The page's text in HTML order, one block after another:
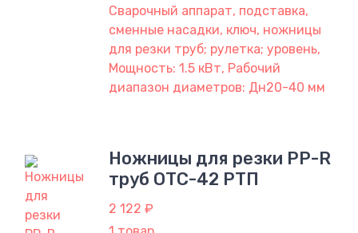
Сварочный аппарат, подставка,
сменные насадки, ключ, ножницы
для резки труб; рулетка; уровень,
Мощность: 1.5 кВт, Рабочий
диапазон диаметров: Дн20-40 мм
Ножницы для резки PP-R
труб OTC-42 РТП
2 122 ₽